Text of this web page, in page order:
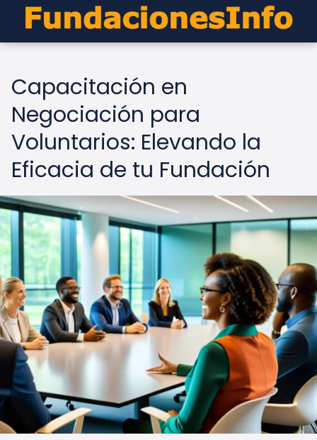
Capacitación en
Negociación para
Voluntarios: Elevando la
Eficacia de tu Fundación